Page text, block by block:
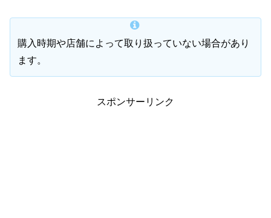
購入時期や店舗によって取り扱っていない場合があり
ます。
スポンサーリンク